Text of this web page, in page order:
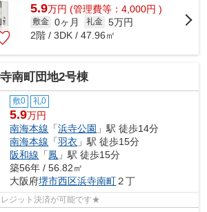
5.9万円 (管理費等：4,000円 )
敷金 0ヶ月 礼金 5万円
2階 / 3DK / 47.96㎡
南町団地2号棟
敷0 礼0
5.9万円
南海本線 「浜寺公園 」駅 徒歩14分
南海本線 「羽衣 」駅 徒歩15分
阪和線 「鳳 」駅 徒歩15分
築56年 / 56.82㎡
大阪府堺市西区浜寺南町２丁
ジット決済が可能です★